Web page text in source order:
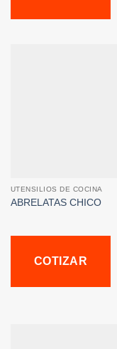
UTENSILIOS DE COCINA
ABRELATAS CHICO
COTIZAR